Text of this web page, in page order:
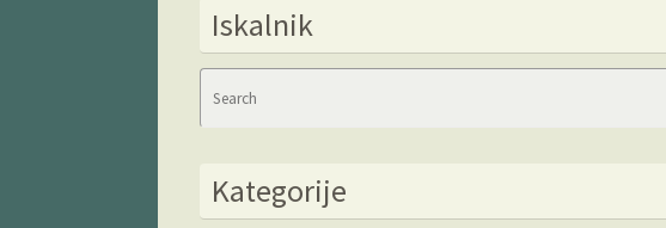
Iskalnik
Kategorije